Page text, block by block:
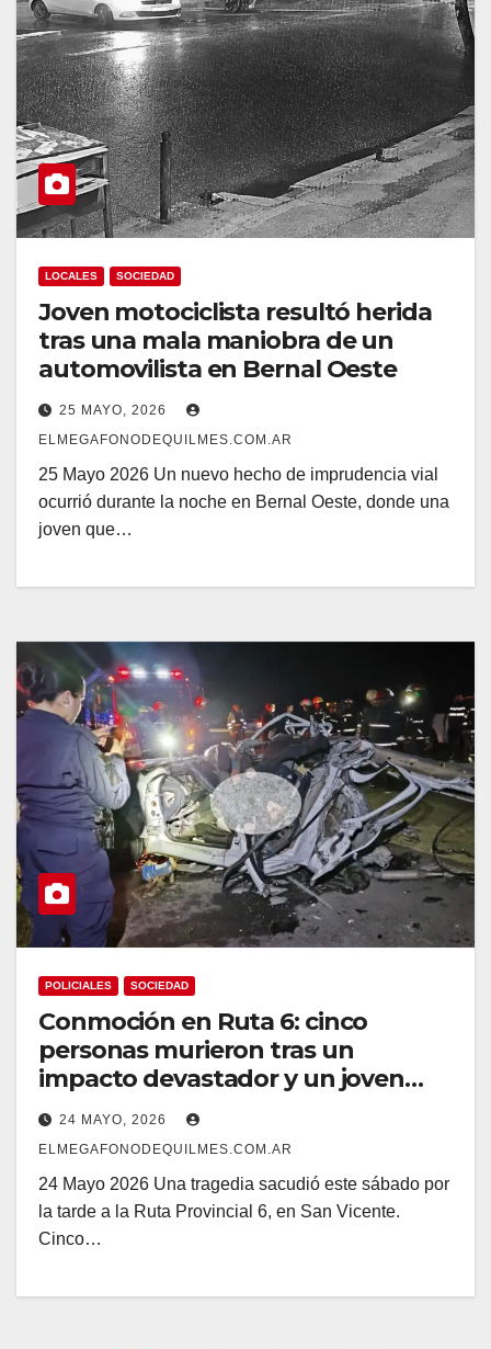
LOCALES SOCIEDAD
Joven motociclista resultó herida
tras una mala maniobra de un
automovilista en Bernal Oeste
25 MAYO, 2026
ELMEGAFONODEQUILMES.COM.AR
25 Mayo 2026 Un nuevo hecho de imprudencia vial
ocurrió durante la noche en Bernal Oeste, donde una
joven que…
POLICIALES SOCIEDAD
Conmoción en Ruta 6: cinco
personas murieron tras un
impacto devastador y un joven
quilmeño quedó imputado
24 MAYO, 2026
ELMEGAFONODEQUILMES.COM.AR
24 Mayo 2026 Una tragedia sacudió este sábado por
la tarde a la Ruta Provincial 6, en San Vicente.
Cinco…